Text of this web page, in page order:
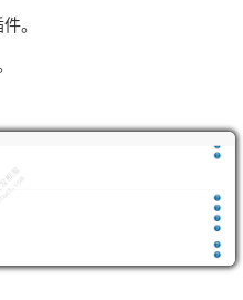
。